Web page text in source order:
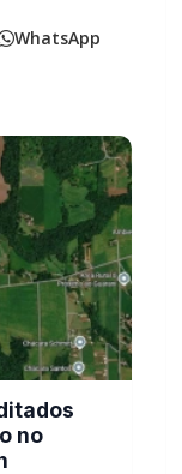
WhatsApp
no